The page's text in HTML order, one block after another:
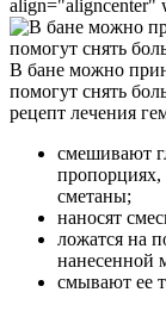
align="aligncenter"
В бане можно
помогут снять
рецепт лечения
смешивают
пропорциях,
сметаны;
наносят
ложатся на
нанесенной
смывают ее